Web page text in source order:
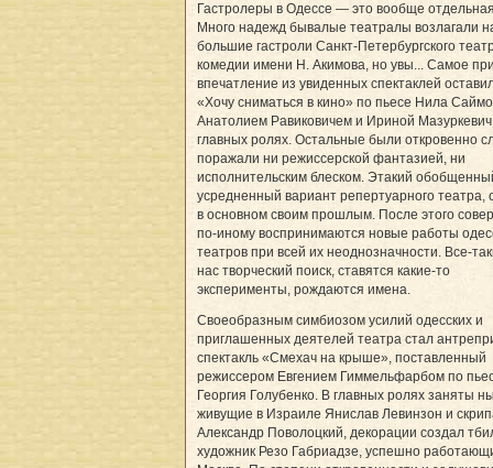
Гастролеры в Одессе — это вообще
Много надежд бывалые театралы возлагали
большие гастроли Санкт-Петербургского
комедии имени Н. Акимова, но увы... Самое
впечатление из увиденных спектаклей
«Хочу сниматься в кино» по пьесе Нила
Анатолием Равиковичем и Ириной Мазуркевич
главных ролях. Остальные были откровенно
поражали ни режиссерской фантазией, ни
исполнительским блеском. Этакий
усредненный вариант репертуарного театра,
в основном своим прошлым. После этого
по-иному воспринимаются новые работы
театров при всей их неоднозначности. Все-
нас творческий поиск, ставятся какие-то
эксперименты, рождаются имена.
Своеобразным симбиозом усилий одесских и
приглашенных деятелей театра стал
спектакль «Смехач на крыше», поставленный
режиссером Евгением Гиммельфарбом по
Георгия Голубенко. В главных ролях заняты
живущие в Израиле Янислав Левинзон и
Александр Поволоцкий, декорации создал
художник Резо Габриадзе, успешно